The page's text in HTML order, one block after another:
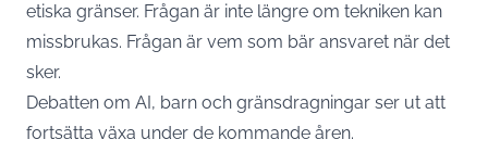
etiska gränser. Frågan är inte längre om tekniken kan
missbrukas. Frågan är vem som bär ansvaret när det
sker.
Debatten om AI, barn och gränsdragningar ser ut att
fortsätta växa under de kommande åren.